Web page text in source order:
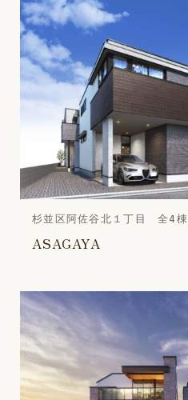
杉並区阿佐谷北１丁目 全4棟
ASAGAYA